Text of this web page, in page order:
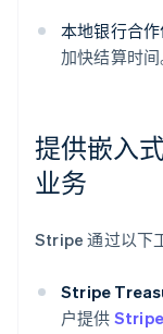
本地银行合作
加快结算时间
提供嵌入
业务
Stripe 通过以下
Stripe
户提供
English
爱尔兰
爱沙尼亚
English